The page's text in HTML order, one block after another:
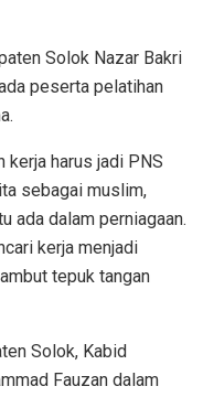
Solok Nazar Bakri
peserta pelatihan
kerja harus jadi PNS
sebagai muslim,
ada dalam perniagaan.
kerja menjadi
tepuk tangan
Solok, Kabid
Fauzan dalam